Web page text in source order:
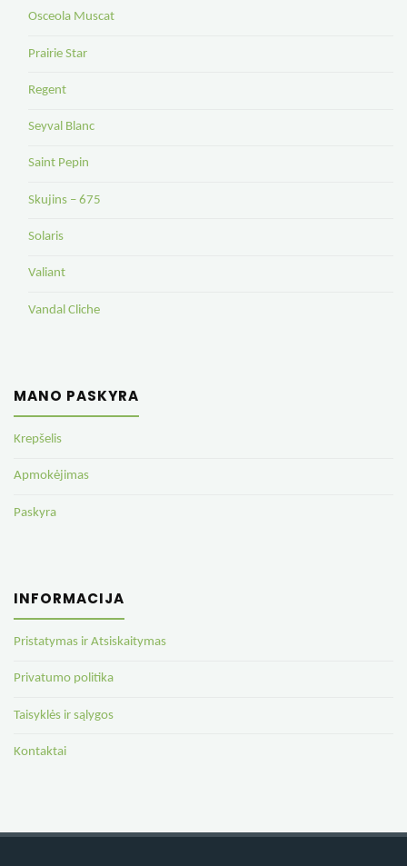
Osceola Muscat
Prairie Star
Regent
Seyval Blanc
Saint Pepin
Skujins – 675
Solaris
Valiant
Vandal Cliche
MANO PASKYRA
Krepšelis
Apmokėjimas
Paskyra
INFORMACIJA
Pristatymas ir Atsiskaitymas
Privatumo politika
Taisyklės ir sąlygos
Kontaktai